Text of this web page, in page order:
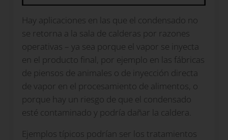
Hay aplicaciones en las que el condensado no
se retorna a la sala de calderas por razones
operativas – ya sea porque el vapor se inyecta
en el producto final, por ejemplo en las fábricas
de piensos de animales o de inyección directa
de vapor en el procesamiento de alimentos, o
porque hay un riesgo de que el condensado
esté contaminado y podría dañar la caldera.
Ejemplos típicos podrían ser los tratamientos